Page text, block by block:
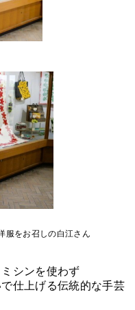
服をお召しの白江さん
シンを使わず
仕上げる伝統的な手芸